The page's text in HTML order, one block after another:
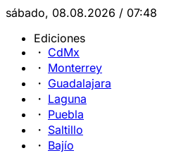
sábado, 08.08.2026 / 07:48
Ediciones
CdMx
Monterrey
Guadalajara
Laguna
Puebla
Saltillo
Bajío